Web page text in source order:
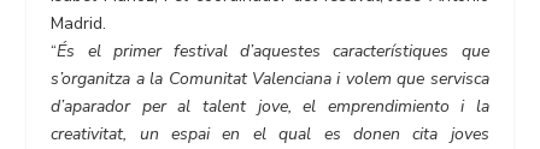
Madrid.
“És el primer festival d’aquestes característiques que
s’organitza a la Comunitat Valenciana i volem que servisca
d’aparador per al talent jove, el emprendimiento i la
creativitat, un espai en el qual es donen cita joves